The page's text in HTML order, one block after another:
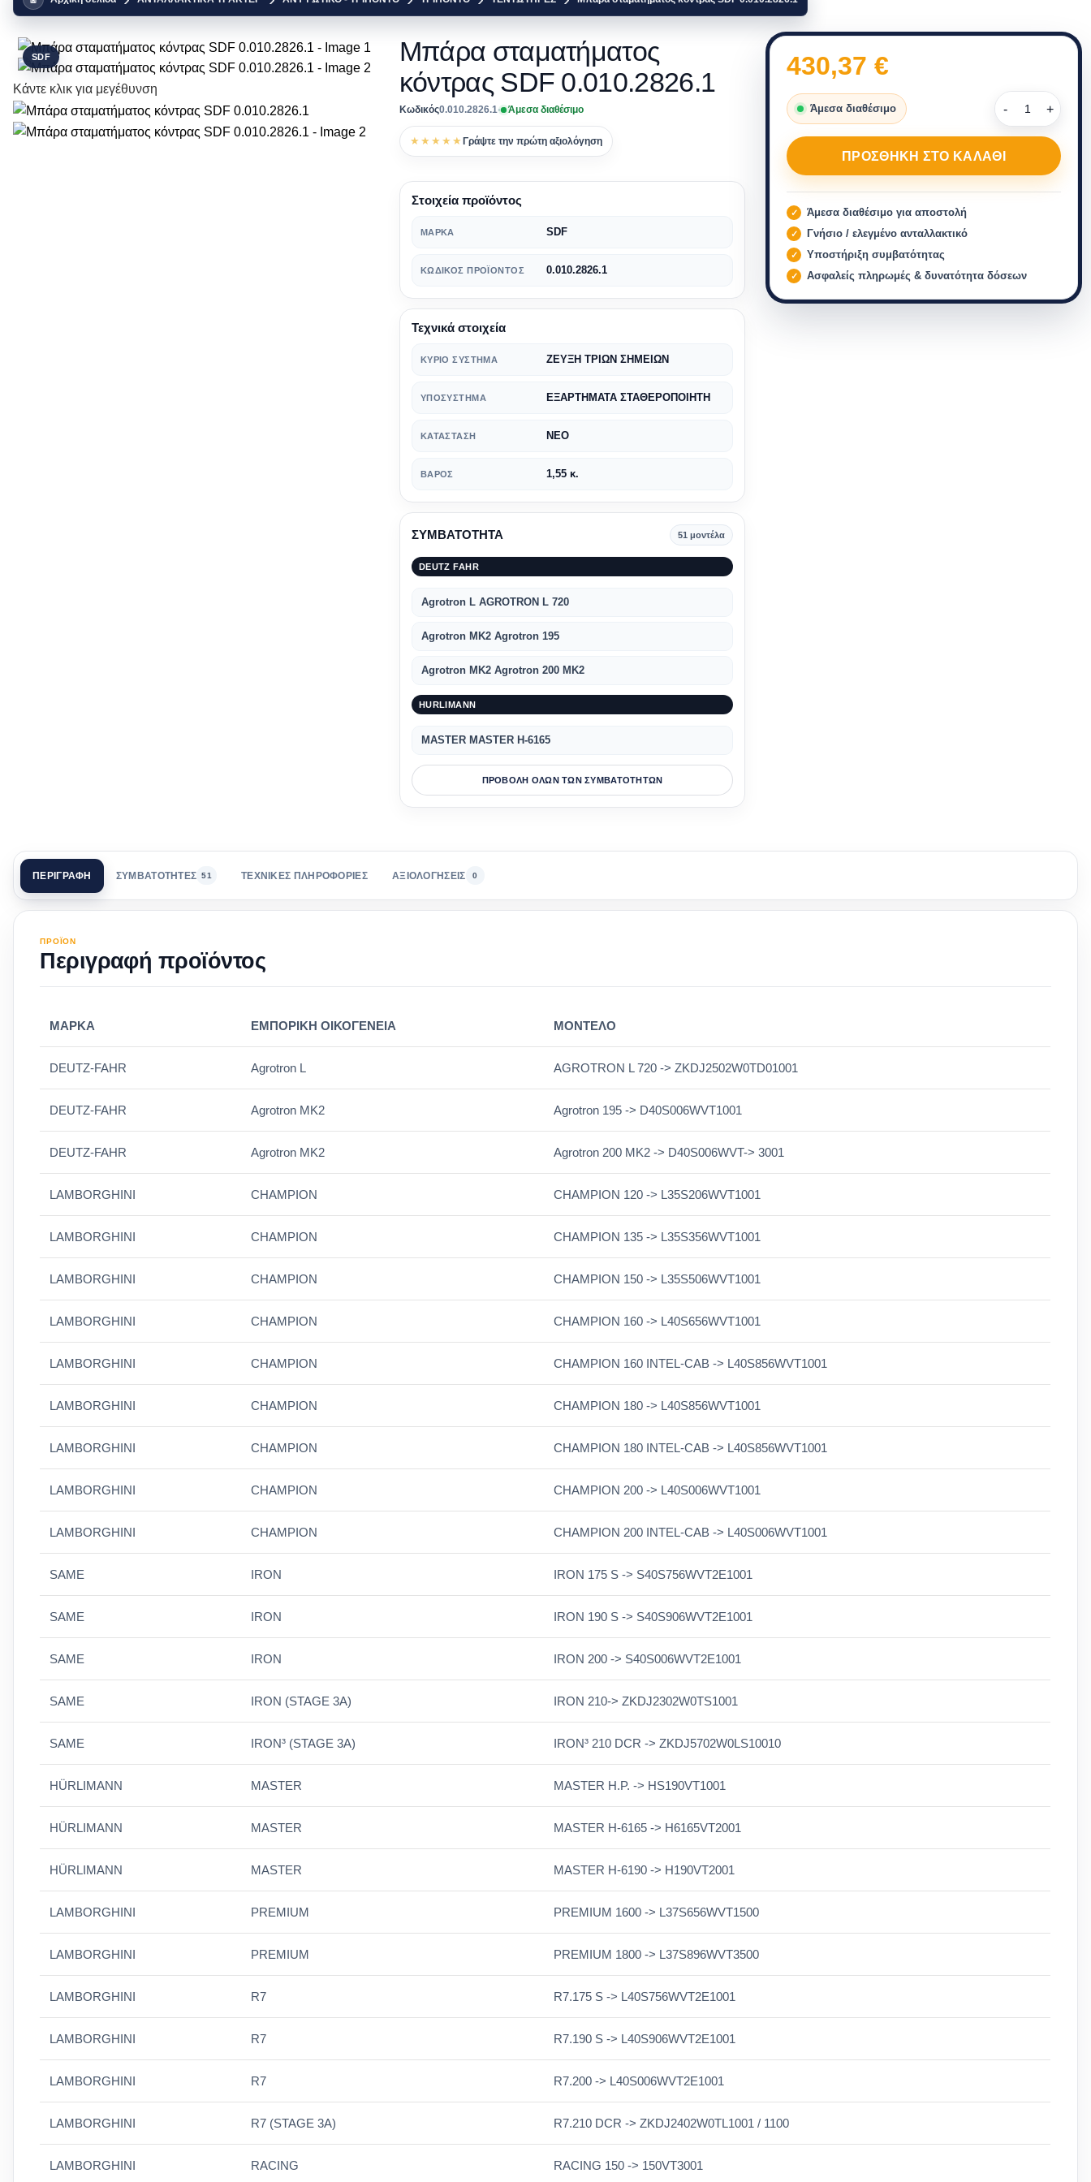
SDF
Κάντε κλικ για μεγέθυνση
Μπάρα σταματήματος
κόντρας SDF 0.010.2826.1
Κωδικός0.010.2826.1• Άμεσα διαθέσιμο
★★★★★Γράψτε την πρώτη αξιολόγηση
Στοιχεία προϊόντος
ΜΆΡΚΑ SDF
ΚΩΔΙΚΌΣ ΠΡΟΪΌΝΤΟΣ 0.010.2826.1
Τεχνικά στοιχεία
ΚΎΡΙΟ ΣΎΣΤΗΜΑ ΖΕΥΞΗ ΤΡΙΩΝ ΣΗΜΕΙΩΝ
ΥΠΟΣΎΣΤΗΜΑ ΕΞΑΡΤΗΜΑΤΑ ΣΤΑΘΕΡΟΠΟΙΗΤΗ
ΚΑΤΆΣΤΑΣΗ ΝΕΟ
ΒΆΡΟΣ 1,55 κ.
ΣΥΜΒΑΤΟΤΗΤΑ 51 μοντέλα
DEUTZ FAHR
Agrotron L AGROTRON L 720
Agrotron MK2 Agrotron 195
Agrotron MK2 Agrotron 200 MK2
HURLIMANN
MASTER MASTER H-6165
ΠΡΟΒΟΛΗ ΟΛΩΝ ΤΩΝ ΣΥΜΒΑΤΟΤΗΤΩΝ
430,37 €
Άμεσα διαθέσιμο
ΠΡΟΣΘΉΚΗ ΣΤΟ ΚΑΛΆΘΙ
Άμεσα διαθέσιμο για αποστολή
Γνήσιο / ελεγμένο ανταλλακτικό
Υποστήριξη συμβατότητας
Ασφαλείς πληρωμές & δυνατότητα δόσεων
ΠΕΡΙΓΡΑΦΗ ΣΥΜΒΑΤΟΤΗΤΕΣ 51 ΤΕΧΝΙΚΕΣ ΠΛΗΡΟΦΟΡΙΕΣ ΑΞΙΟΛΟΓΗΣΕΙΣ 0
ΠΡΟΪΟΝ
Περιγραφή προϊόντος
ΜΑΡΚΑ ΕΜΠΟΡΙΚΗ ΟΙΚΟΓΕΝΕΙΑ ΜΟΝΤΕΛΟ
DEUTZ-FAHR Agrotron L AGROTRON L 720 -> ZKDJ2502W0TD01001
DEUTZ-FAHR Agrotron MK2 Agrotron 195 -> D40S006WVT1001
DEUTZ-FAHR Agrotron MK2 Agrotron 200 MK2 -> D40S006WVT-> 3001
LAMBORGHINI CHAMPION CHAMPION 120 -> L35S206WVT1001
LAMBORGHINI CHAMPION CHAMPION 135 -> L35S356WVT1001
LAMBORGHINI CHAMPION CHAMPION 150 -> L35S506WVT1001
LAMBORGHINI CHAMPION CHAMPION 160 -> L40S656WVT1001
LAMBORGHINI CHAMPION CHAMPION 160 INTEL-CAB -> L40S856WVT1001
LAMBORGHINI CHAMPION CHAMPION 180 -> L40S856WVT1001
LAMBORGHINI CHAMPION CHAMPION 180 INTEL-CAB -> L40S856WVT1001
LAMBORGHINI CHAMPION CHAMPION 200 -> L40S006WVT1001
LAMBORGHINI CHAMPION CHAMPION 200 INTEL-CAB -> L40S006WVT1001
SAME IRON IRON 175 S -> S40S756WVT2E1001
SAME IRON IRON 190 S -> S40S906WVT2E1001
SAME IRON IRON 200 -> S40S006WVT2E1001
SAME IRON (STAGE 3A) IRON 210-> ZKDJ2302W0TS1001
SAME IRON³ (STAGE 3A) IRON³ 210 DCR -> ZKDJ5702W0LS10010
HÜRLIMANN MASTER MASTER H.P. -> HS190VT1001
HÜRLIMANN MASTER MASTER H-6165 -> H6165VT2001
HÜRLIMANN MASTER MASTER H-6190 -> H190VT2001
LAMBORGHINI PREMIUM PREMIUM 1600 -> L37S656WVT1500
LAMBORGHINI PREMIUM PREMIUM 1800 -> L37S896WVT3500
LAMBORGHINI R7 R7.175 S -> L40S756WVT2E1001
LAMBORGHINI R7 R7.190 S -> L40S906WVT2E1001
LAMBORGHINI R7 R7.200 -> L40S006WVT2E1001
LAMBORGHINI R7 (STAGE 3A) R7.210 DCR -> ZKDJ2402W0TL1001 / 1100
LAMBORGHINI RACING RACING 150 -> 150VT3001